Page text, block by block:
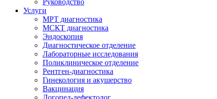
Руководство
Услуги
МРТ диагностика
МСКТ диагностика
Эндоскопия
Диагностическое отделение
Лабораторные исследования
Поликлиническое отделение
Рентген-диагностика
Гинекология и акушерство
Вакцинация